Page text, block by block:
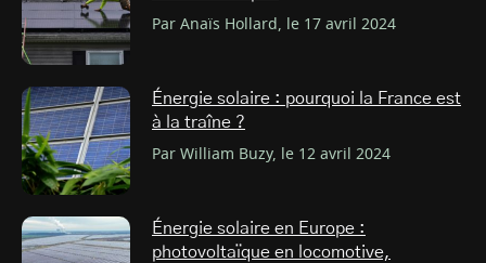
Par Anaïs Hollard, le 17 avril 2024
Énergie solaire : pourquoi la France est
à la traîne ?
Par William Buzy, le 12 avril 2024
Énergie solaire en Europe :
photovoltaïque en locomotive,